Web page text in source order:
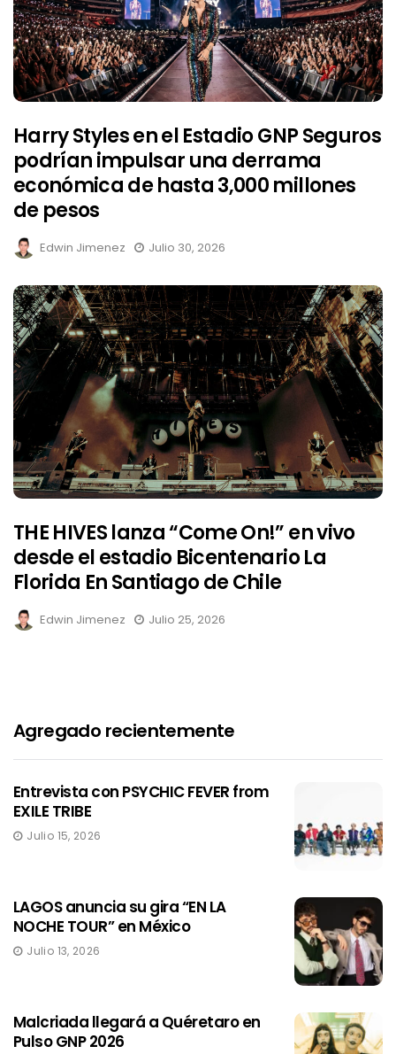
Harry Styles en el Estadio GNP Seguros
podrían impulsar una derrama
económica de hasta 3,000 millones
de pesos
Edwin Jimenez Julio 30, 2026
THE HIVES lanza “Come On!” en vivo
desde el estadio Bicentenario La
Florida En Santiago de Chile
Edwin Jimenez Julio 25, 2026
Agregado recientemente
Entrevista con PSYCHIC FEVER from
EXILE TRIBE
Julio 15, 2026
LAGOS anuncia su gira “EN LA
NOCHE TOUR” en México
Julio 13, 2026
Malcriada llegará a Quéretaro en
Pulso GNP 2026